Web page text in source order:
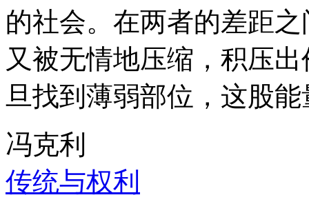
的社会。在两者的差距
又被无情地压缩，积压
旦找到薄弱部位，这股
冯克利
传统与权利